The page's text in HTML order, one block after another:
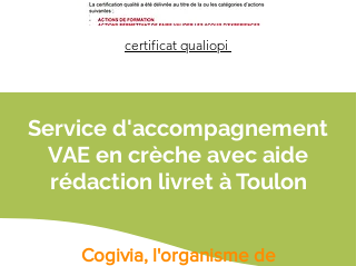
certificat qualiopi
Service d'accompagnement
VAE en crèche avec aide
rédaction livret à Toulon
Cogivia, l'organisme de